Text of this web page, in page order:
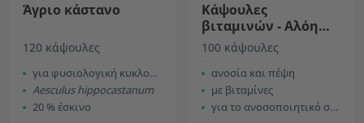
Άγριο κάστανο
120 κάψουλες
για φυσιολογική κυκλοφορία
Aesculus hippocastanum
20 % έσκινο
Κάψουλες
βιταμινών - Αλόη
βέρα
100 κάψουλες
ανοσία και πέψη
με βιταμίνες
για το ανοσοποιητικό σύστημα